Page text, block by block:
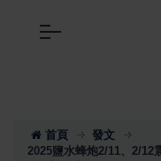
首頁
發文
2025鹽水蜂炮2/11、2/12